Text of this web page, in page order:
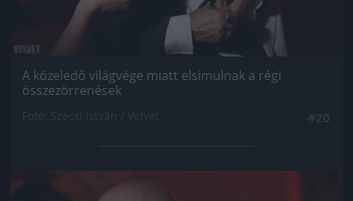
A közeledő világvége miatt elsimulnak a régi
összezörrenések
Jön még kép!